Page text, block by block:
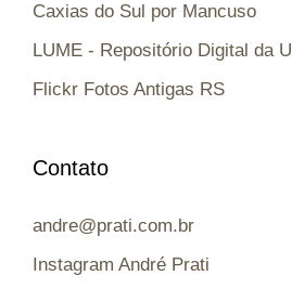
Caxias do Sul por Mancuso
LUME - Repositório Digital da
Flickr Fotos Antigas RS
Contato
andre@prati.com.br
Instagram André Prati